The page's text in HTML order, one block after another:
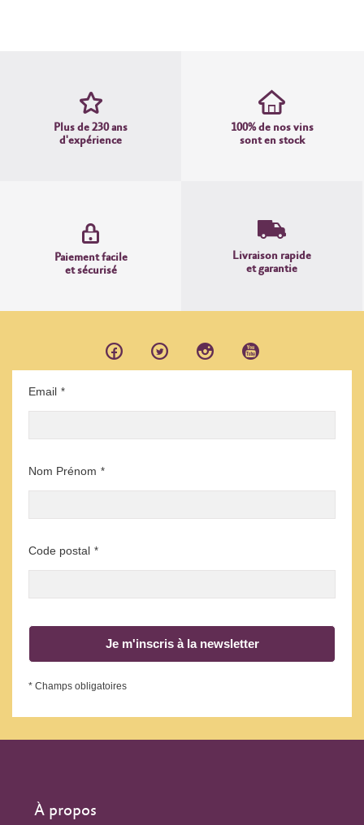
Plus de 230 ans
d'expérience
100% de nos vins
sont en stock
Paiement facile
et sécurisé
Livraison rapide
et garantie
Email *
Nom Prénom *
Code postal *
Je m'inscris à la newsletter
* Champs obligatoires
À propos